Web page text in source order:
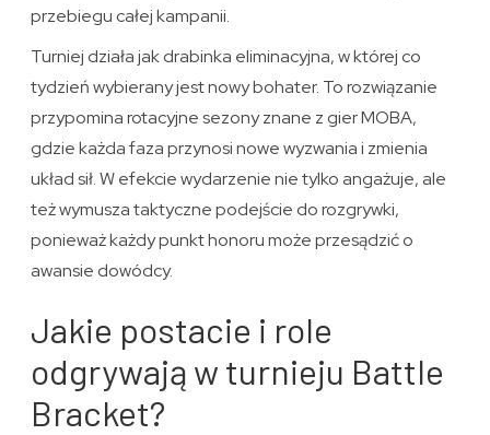
przebiegu całej kampanii.
Turniej działa jak drabinka eliminacyjna, w której co
tydzień wybierany jest nowy bohater. To rozwiązanie
przypomina rotacyjne sezony znane z gier MOBA,
gdzie każda faza przynosi nowe wyzwania i zmienia
układ sił. W efekcie wydarzenie nie tylko angażuje, ale
też wymusza taktyczne podejście do rozgrywki,
ponieważ każdy punkt honoru może przesądzić o
awansie dowódcy.
Jakie postacie i role
odgrywają w turnieju Battle
Bracket?